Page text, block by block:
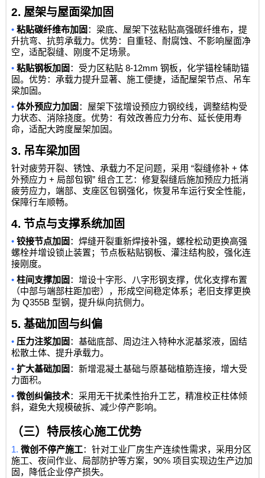
2. 屋架与屋面梁加固
•粘贴碳纤维布加固 ：梁底、屋架下弦粘贴高强碳纤维布，提
升抗弯、抗剪承载力。优势：自重轻、耐腐蚀、不影响屋面净
空，适配裂缝、刚度不足场景。
•粘贴钢板加固 ：受力区粘贴 8-12mm钢板，化学锚栓辅助锚
固。优势：承载力提升显著、施工便捷，适配屋架节点、吊车
梁加固。
•体外预应力加固 ：屋架下弦增设预应力钢绞线，调整结构受
力状态、消除挠度。优势：有效改善应力分布、延长使用寿
命，适配大跨度屋架加固。
3. 吊车梁加固
针对疲劳开裂、锈蚀、承载力不足问题，采用 “裂缝修补+体
外预应力+ 局部包钢”组合工艺：修复裂缝后施加预应力抵消
疲劳应力，端部、支座区包钢强化，恢复吊车运行安全性能，
保障行车顺畅。
4. 节点与支撑系统加固
•铰接节点加固 ：焊缝开裂重新焊接补强，螺栓松动更换高强
螺栓并增设锁止装置；节点板粘贴钢板、灌注结构胶，强化连
接刚度。
•柱间支撑加固 ：增设十字形、八字形钢支撑，优化支撑布置
（中部与端部柱距加密），形成空间稳定体系；老旧支撑更换
为 Q355B 型钢，提升纵向抗侧力。
5.基础加固与纠偏
• 压力注浆加固 ：基础底部、周边注入特种水泥基浆液，固结
松散土体、提升承载力。
•扩大基础加固 ：新增混凝土基础与原基础植筋连接，增大受
力面积。
•微创纠偏技术：采用无干扰柔性抬升工艺，精准校正柱体倾
斜，避免大规模破拆、减少停产影响。
（三）特辰核心施工优势
1.微创不停产施工：针对工业厂房生产连续性需求，采用分区
施工、夜间作业、局部防护等方案，90%项目实现边生产边加
固，降低企业停产损失。